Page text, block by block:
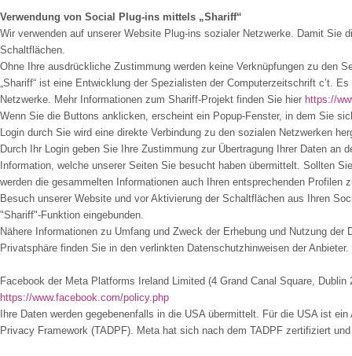
Verwendung von Social Plug-ins mittels „Shariff“
Wir verwenden auf unserer Website Plug-ins sozialer Netzwerke. Damit Sie
Schaltflächen.
Ohne Ihre ausdrückliche Zustimmung werden keine Verknüpfungen zu den
„Shariff“ ist eine Entwicklung der Spezialisten der Computerzeitschrift c’t.
Netzwerke. Mehr Informationen zum Shariff-Projekt finden Sie hier https://
Wenn Sie die Buttons anklicken, erscheint ein Popup-Fenster, in dem Sie
Login durch Sie wird eine direkte Verbindung zu den sozialen Netzwerken
Durch Ihr Login geben Sie Ihre Zustimmung zur Übertragung Ihrer Daten
Information, welche unserer Seiten Sie besucht haben übermittelt. Sollten
werden die gesammelten Informationen auch Ihren entsprechenden
Besuch unserer Website und vor Aktivierung der Schaltflächen aus Ihren
"Shariff"-Funktion eingebunden.
Nähere Informationen zu Umfang und Zweck der Erhebung und Nutzung
Privatsphäre finden Sie in den verlinkten Datenschutzhinweisen der Anbieter.
Facebook der Meta Platforms Ireland Limited (4 Grand Canal Square, Dublin
https://www.facebook.com/policy.php
Ihre Daten werden gegebenenfalls in die USA übermittelt. Für die USA ist
Privacy Framework (TADPF). Meta hat sich nach dem TADPF zertifiziert